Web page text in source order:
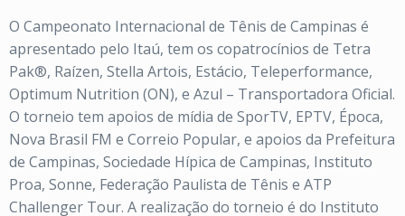
O Campeonato Internacional de Tênis de Campinas é
apresentado pelo Itaú, tem os copatrocínios de Tetra
Pak®, Raízen, Stella Artois, Estácio, Teleperformance,
Optimum Nutrition (ON), e Azul – Transportadora Oficial.
O torneio tem apoios de mídia de SporTV, EPTV, Época,
Nova Brasil FM e Correio Popular, e apoios da Prefeitura
de Campinas, Sociedade Hípica de Campinas, Instituto
Proa, Sonne, Federação Paulista de Tênis e ATP
Challenger Tour. A realização do torneio é do Instituto